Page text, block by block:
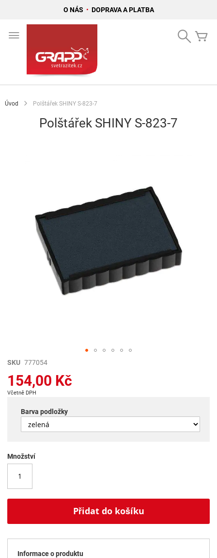
O NÁS • DOPRAVA A PLATBA
Search
Úvod Polštářek SHINY S-823-7
Polštářek SHINY S-823-7
Přeskočit
začátek
galerie
obrázky
SKU 777054
154,00 Kč
Včetně DPH
Barva podložky
Množství
Přidat do košíku
Informace o produktu